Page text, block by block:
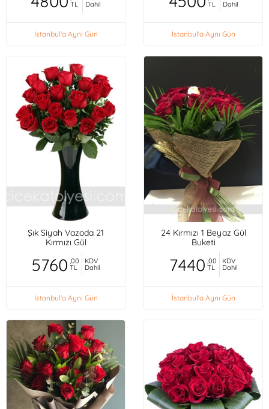
TL Dahil
İstanbul'a Aynı Gün
TL Dahil
İstanbul'a Aynı Gün
Şık Siyah Vazoda 21
Kırmızı Gül
5760 ,00
TL
KDV
Dahil
İstanbul'a Aynı Gün
24 Kırmızı 1 Beyaz Gül
Buketi
7440 ,00
TL
KDV
Dahil
İstanbul'a Aynı Gün